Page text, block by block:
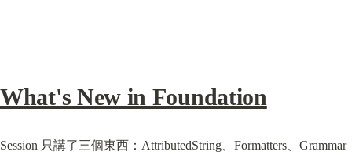
What's New in Foundation
Session 只講了三個東西：AttributedString、Formatters、Grammar